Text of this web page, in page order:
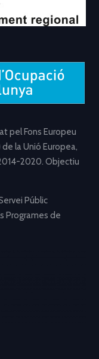
pel Fons Europeu
la Unió Europea,
2020. Objectiu
Públic
Programes de